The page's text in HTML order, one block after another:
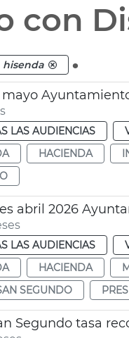
con
hisenda .
LAS AUDIENCIAS
HACIENDA
abril 2026
LAS AUDIENCIAS
HACIENDA
SEGUNDO
Segundo tasa